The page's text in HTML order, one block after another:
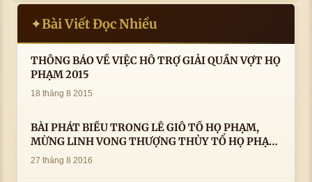
✦Bài Viết Đọc Nhiều
THÔNG BÁO VỀ VIỆC HỖ TRỢ GIẢI QUẦN VỢT HỌ
PHẠM 2015
18 tháng 8 2015
BÀI PHÁT BIỂU TRONG LÊ GIỖ TỔ HỌ PHẠM,
MỪNG LINH VONG THƯỢNG THỦY TỔ HỌ PHẠM
AN VỊ TAI CÀ MAU- ( 22/8/2016) CỦA LS.TS.NV.
27 tháng 8 2016